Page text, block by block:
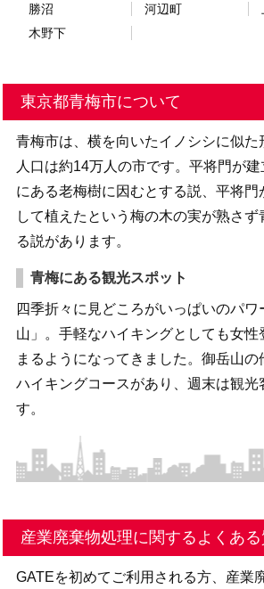
勝沼
河辺町
木野下
東京都青梅市について
青梅市は、横を向いたイノシシに似た
人口は約14万人の市です。平将門が
にある老梅樹に因むとする説、平将門
して植えたという梅の木の実が熟さず
る説があります。
青梅にある観光スポット
四季折々に見どころがいっぱいのパ
山」。手軽なハイキングとしても女性
まるようになってきました。御岳山
ハイキングコースがあり、週末は観光
す。
産業廃棄物処理に関するよくある
GATEを初めてご利用される方、産業